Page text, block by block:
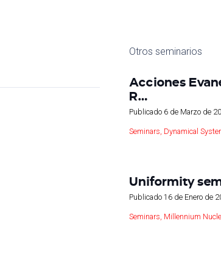
Otros seminarios
Acciones
R…
Publicado 6 de Marzo de
Seminars Dynamical
Uniformity
Publicado 16 de Enero de
Seminars Millennium